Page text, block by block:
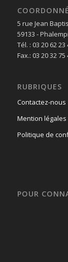
5 rue Jean
59133 -
Tél. : 03 20 62 23
Fax.: 03 20 32 75
RUBRIQUES
Contactez-nous
Mention légales
Politique de
POUR